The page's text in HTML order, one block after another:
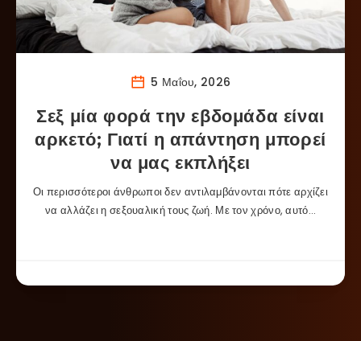
5 Μαΐου, 2026
Σεξ μία φορά την εβδομάδα είναι
αρκετό; Γιατί η απάντηση μπορεί
να μας εκπλήξει
Οι περισσότεροι άνθρωποι δεν αντιλαμβάνονται πότε αρχίζει
να αλλάζει η σεξουαλική τους ζωή. Με τον χρόνο, αυτό…